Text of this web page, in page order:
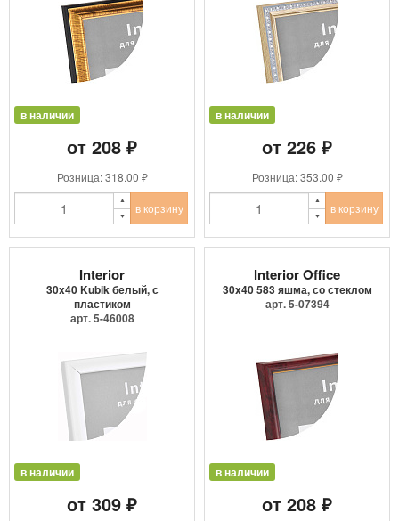
в наличии
от 208 ₽
Розница: 318.00 ₽
в корзину
в наличии
от 226 ₽
Розница: 353.00 ₽
в корзину
Interior
30x40 Kubik белый, с
пластиком
арт. 5-46008
в наличии
от 309 ₽
Interior Office
30x40 583 яшма, со стеклом
арт. 5-07394
в наличии
от 208 ₽